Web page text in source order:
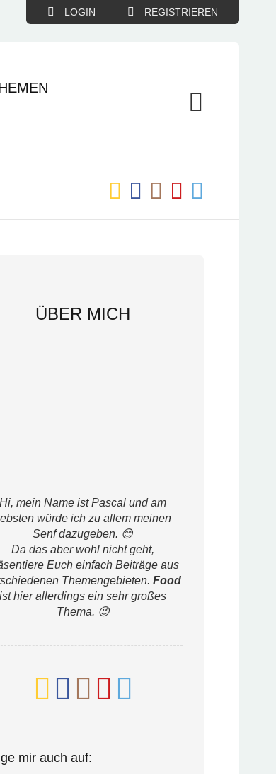
LOGIN REGISTRIEREN
ÜBER MICH
Hi, mein Name ist Pascal und am
würde ich zu allem meinen
Senf dazugeben. 😊
Da das aber wohl nicht geht,
Euch einfach Beiträge aus
Themengebieten. Food
ist hier allerdings ein sehr großes
Thema. 😉
mir auch auf: